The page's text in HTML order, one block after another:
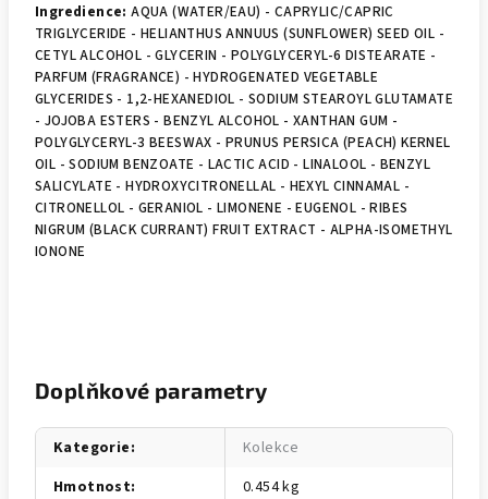
Ingredience:AQUA (WATER/EAU) - CAPRYLIC/CAPRIC
TRIGLYCERIDE - HELIANTHUS ANNUUS (SUNFLOWER) SEED OIL -
CETYL ALCOHOL - GLYCERIN - POLYGLYCERYL-6 DISTEARATE -
PARFUM (FRAGRANCE) - HYDROGENATED VEGETABLE
GLYCERIDES - 1,2-HEXANEDIOL - SODIUM STEAROYL GLUTAMATE
- JOJOBA ESTERS - BENZYL ALCOHOL - XANTHAN GUM -
POLYGLYCERYL-3 BEESWAX - PRUNUS PERSICA (PEACH) KERNEL
OIL - SODIUM BENZOATE - LACTIC ACID - LINALOOL - BENZYL
SALICYLATE - HYDROXYCITRONELLAL - HEXYL CINNAMAL -
CITRONELLOL - GERANIOL - LIMONENE - EUGENOL - RIBES
NIGRUM (BLACK CURRANT) FRUIT EXTRACT - ALPHA-ISOMETHYL
IONONE
Doplňkové parametry
Kategorie:
Kolekce
Hmotnost:
0.454 kg